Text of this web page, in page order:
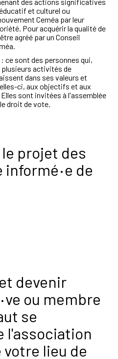
et culturel ou
Ceméa par leur
Pour acquérir la qualité de
agréé par un Conseil
ce sont des personnes qui,
activités de
dans ses valeurs et
ci, aux objectifs et aux
sont invitées à l'assemblée
droit de vote.
projet des
informé·e de
devenir
·ve ou membre
se
l'association
lieu de